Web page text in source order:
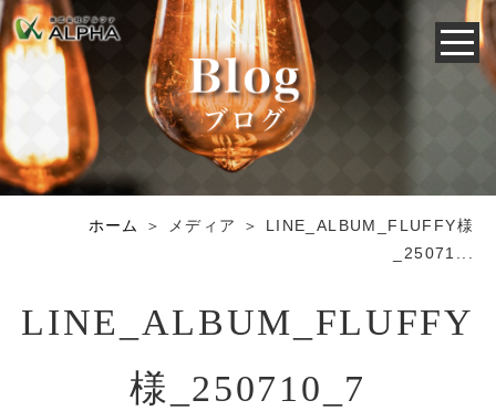
ホーム
＞ メディア ＞ LINE_ALBUM_FLUFFY様
_25071...
LINE_ALBUM_FLUFFY
様_250710_7